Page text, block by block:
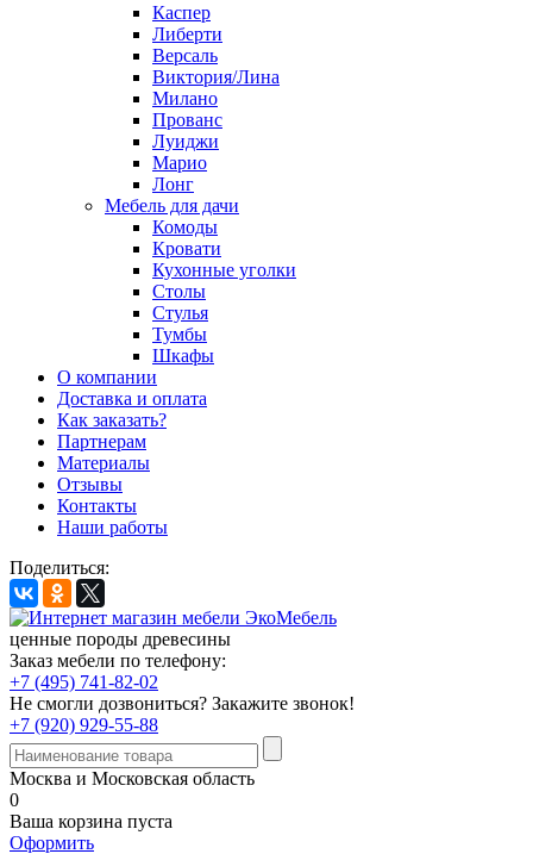
Каспер
Либерти
Версаль
Виктория/Лина
Милано
Прованс
Луиджи
Марио
Лонг
Мебель для дачи
Комоды
Кровати
Кухонные уголки
Столы
Стулья
Тумбы
Шкафы
О компании
Доставка и оплата
Как заказать?
Партнерам
Материалы
Отзывы
Контакты
Наши работы
Поделиться:
ценные породы древесины
Заказ мебели по телефону:
+7 (495) 741-82-02
Не смогли дозвониться? Закажите звонок!
+7 (920) 929-55-88
Москва и Московская область
0
Ваша корзина пуста
Оформить